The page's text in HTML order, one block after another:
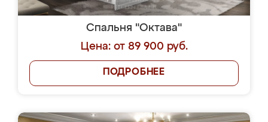
Спальня "Октава"
Цена: от 89 900 руб.
ПОДРОБНЕЕ